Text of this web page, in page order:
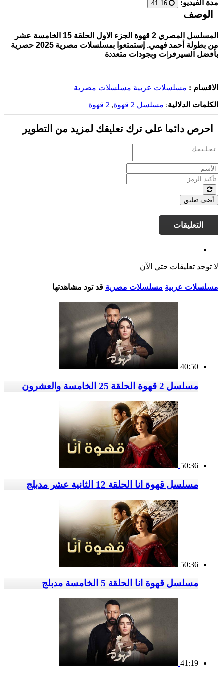
مدة الفيديو:
الوصف
المسلسل المصري 2 قهوة الجزء الاول الحلقة 15 الخامسة عشر
من بطولة أحمد فهمي. إستمتعوا بمسلسلات مصرية 2025 حصرية
بأفضل السيرفرات وبجودات متعددة
الاقسام : مسلسلات عربية مسلسلات مصرية
الكلمات الدلالية: مسلسل 2 قهوة , 2 قهوة
احرص دائما على ترك تعليقك لمزيد من التطوير
أضف تعليق
التعليقات
لا توجد تعليقات حتي الآن
مسلسلات عربية مسلسلات مصرية قد تود مشاهدتها
40:50
مسلسل 2 قهوة الحلقة 25 الخامسة والعشرون
50:36
مسلسل قهوة انا الحلقة 12 الثانية عشر مدبلج
50:36
مسلسل قهوة انا الحلقة 5 الخامسة مدبلج
41:19